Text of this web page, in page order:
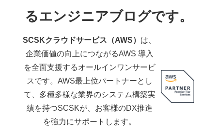
るエンジニアブログです。
SCSKクラウドサービス（AWS） は、
企業価値の向上につながるAWS 導入
を全面支援するオールインワンサービ
スです。AWS最上位パートナーとし
て、多種多様な業界のシステム構築実
績を持つSCSKが、お客様のDX推進
を強力にサポートします。